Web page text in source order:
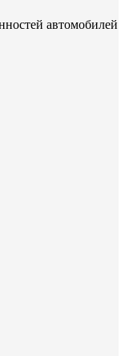
автомобилей